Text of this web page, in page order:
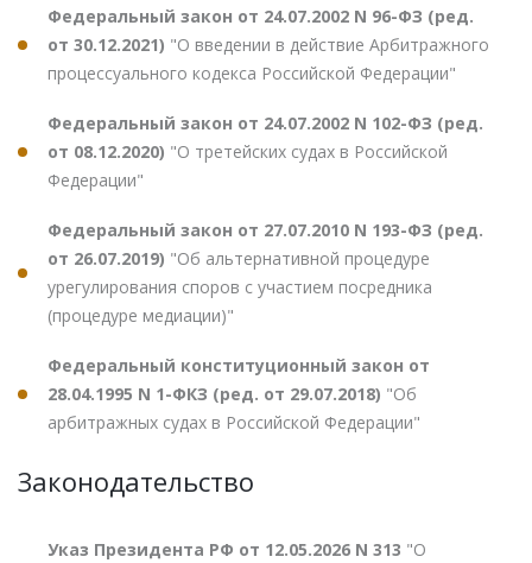
Федеральный закон от 24.07.2002 N 96-ФЗ (ред.
от 30.12.2021) "О введении в действие Арбитражного
процессуального кодекса Российской Федерации"
Федеральный закон от 24.07.2002 N 102-ФЗ (ред.
от 08.12.2020) "О третейских судах в Российской
Федерации"
Федеральный закон от 27.07.2010 N 193-ФЗ (ред.
от 26.07.2019) "Об альтернативной процедуре
урегулирования споров с участием посредника
(процедуре медиации)"
Федеральный конституционный закон от
28.04.1995 N 1-ФКЗ (ред. от 29.07.2018) "Об
арбитражных судах в Российской Федерации"
Законодательство
Указ Президента РФ от 12.05.2026 N 313 "О